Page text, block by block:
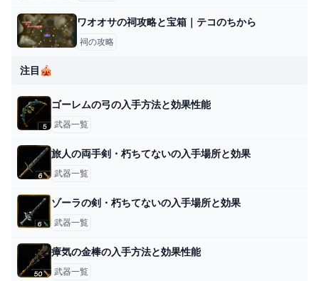
ワオオサの祠攻略と宝箱｜テコのちから
祠の攻略
注目🎪
ゴーレムの弓の入手方法と効果性能
武器一覧
旅人の両手剣・朽ちてないの入手場所と効果
武器一覧
ゾーラの剣・朽ちてないの入手場所と効果
武器一覧
瘴気の金棒の入手方法と効果性能
武器一覧